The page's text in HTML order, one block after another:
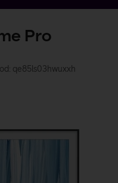
Pro
qe85ls03hwuxxh